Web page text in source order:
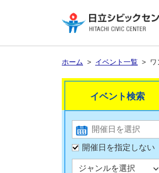
ホーム > イベント一覧 >
イベント検索
開催日を指定しない